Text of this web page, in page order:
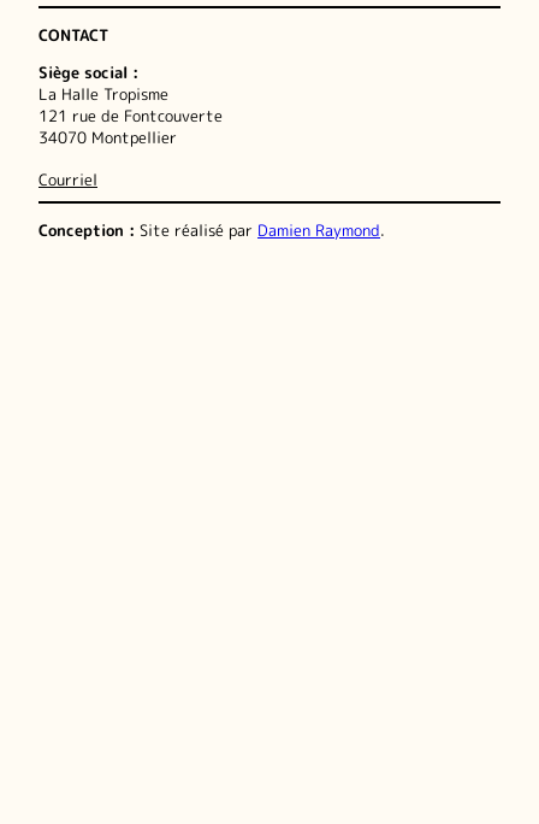
CONTACT
Siège social :
La Halle Tropisme
121 rue de Fontcouverte
34070 Montpellier
Courriel
Conception : Site réalisé par Damien Raymond.